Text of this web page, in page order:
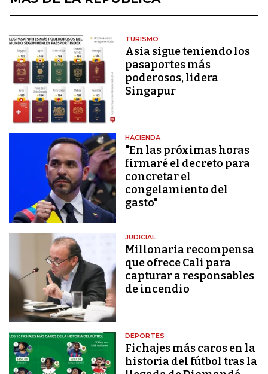
TURISMO
Asia sigue teniendo los
pasaportes más
poderosos, lidera
Singapur
HACIENDA
"En las próximas horas
firmaré el decreto para
concretar el
congelamiento del
gasto"
JUDICIAL
Millonaria recompensa
que ofrece Cali para
capturar a responsables
de incendio
DEPORTES
Fichajes más caros en la
historia del fútbol tras la